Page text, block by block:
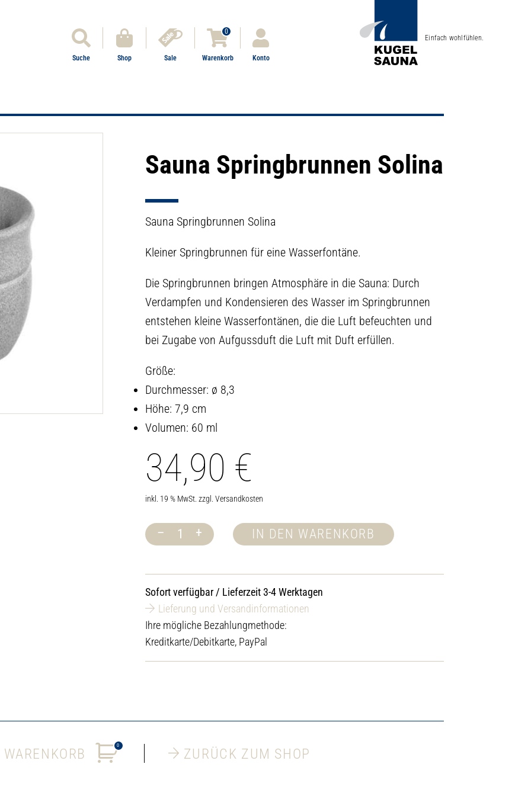
Suche Shop Sale
0
Warenkorb Konto
Einfach wohlfühlen.
Sauna Springbrunnen Solina
Sauna Springbrunnen Solina
Kleiner Springbrunnen für eine Wasserfontäne.
Die Springbrunnen bringen Atmosphäre in die Sauna: Durch
Verdampfen und Kondensieren des Wasser im Springbrunnen
entstehen kleine Wasserfontänen, die die Luft befeuchten und
bei Zugabe von Aufgussduft die Luft mit Duft erfüllen.
Größe:
Durchmesser: ø 8,3
Höhe: 7,9 cm
Volumen: 60 ml
34,90 €
inkl. 19 % MwSt. zzgl. Versandkosten
Sauna
Springbrunnen
– + IN DEN WARENKORB
Sofort verfügbar / Lieferzeit 3-4 Werktagen
Lieferung und Versandinformationen
Ihre mögliche Bezahlungmethode:
Kreditkarte/Debitkarte, PayPal
0 ZURÜCK ZUM SHOP